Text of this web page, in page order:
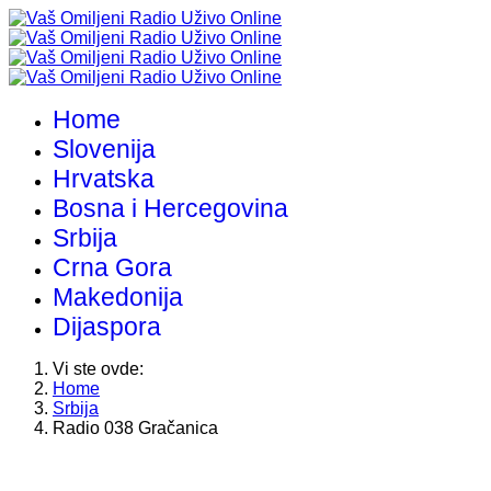
Home
Slovenija
Hrvatska
Bosna i Hercegovina
Srbija
Crna Gora
Makedonija
Dijaspora
Vi ste ovde:
Home
Srbija
Radio 038 Gračanica